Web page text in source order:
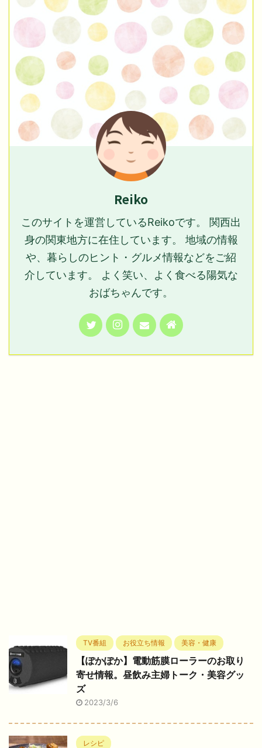
Reiko
このサイトを運営しているReikoです。 関西出
身の関東地方に在住しています。 地域の情報
や、暮らしのヒント・グルメ情報などをご紹
介しています。 よく笑い、よく食べる陽気な
おばちゃんです。
TV番組 お役立ち情報 美容・健康
【ぽかぽか】電動筋膜ローラーのお取り
寄せ情報。昼飲み主婦トーク・美容グッ
ズ
2023/3/6
レシピ